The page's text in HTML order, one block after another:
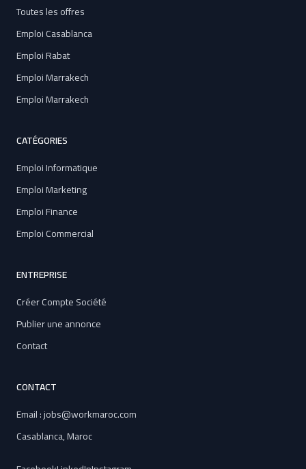
Toutes les offres
Emploi Casablanca
Emploi Rabat
Emploi Marrakech
Emploi Marrakech
CATÉGORIES
Emploi Informatique
Emploi Marketing
Emploi Finance
Emploi Commercial
ENTREPRISE
Créer Compte Société
Publier une annonce
Contact
CONTACT
Email : jobs@workmaroc.com
Casablanca, Maroc